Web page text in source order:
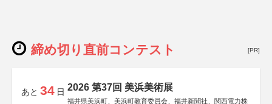
締め切り直前コンテスト [PR]
あと 34 日 2026 第37回 美浜美術展
福井県美浜町、美浜町教育委員会、福井新聞社、関西電力株